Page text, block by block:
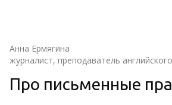
Анна Ермягина
журналист, преподаватель английского
Про письменные